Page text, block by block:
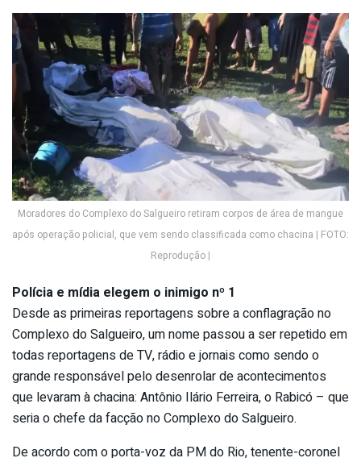
Moradores do Complexo do Salgueiro retiram corpos de área de mangue
após operação policial, que vem sendo classificada como chacina | FOTO:
Reprodução |
Polícia e mídia elegem o inimigo nº 1
Desde as primeiras reportagens sobre a conflagração no
Complexo do Salgueiro, um nome passou a ser repetido em
todas reportagens de TV, rádio e jornais como sendo o
grande responsável pelo desenrolar de acontecimentos
que levaram à chacina: Antônio Ilário Ferreira, o Rabicó – que
seria o chefe da facção no Complexo do Salgueiro.
De acordo com o porta-voz da PM do Rio, tenente-coronel